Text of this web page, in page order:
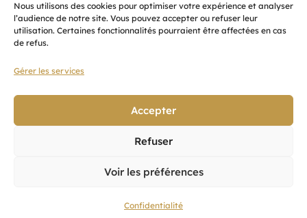
Nous utilisons des cookies pour optimiser votre expérience et analyser
l’audience de notre site. Vous pouvez accepter ou refuser leur
utilisation. Certaines fonctionnalités pourraient être affectées en cas
de refus.
Gérer les services
Accepter
Refuser
Voir les préférences
Confidentialité